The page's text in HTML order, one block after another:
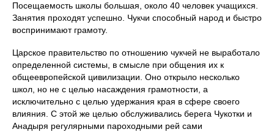
Посещаемость школы большая, около 40 человек учащихся.
Занятия проходят успешно. Чукчи способный народ и быстро
воспринимают грамоту.
Царское правительство по отношению чукчей не выработало
определенной системы, в смысле при общения их к
общеевропейской цивилизации. Оно открыло несколько
школ, но не с целью насаждения грамотности, а
исключительно с целью удержания края в сфере своего
влияния. С этой же целью обслуживались берега Чукотки и
Анадыря регулярными пароходными рей сами